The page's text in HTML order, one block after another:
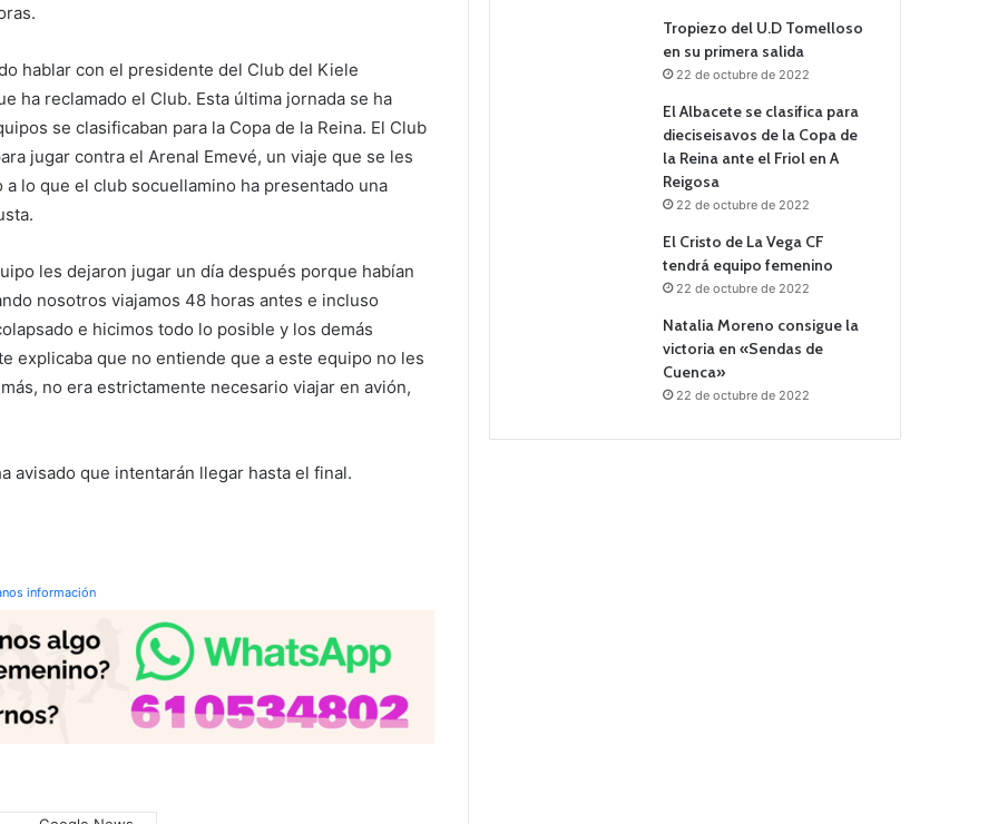
hablar con el presidente del Club del Kiele
ha reclamado el Club. Esta última jornada se ha
se clasificaban para la Copa de la Reina. El Club
jugar contra el Arenal Emevé, un viaje que se les
lo que el club socuellamino ha presentado una
les dejaron jugar un día después porque habían
nosotros viajamos 48 horas antes e incluso
e hicimos todo lo posible y los demás
explicaba que no entiende que a este equipo no les
no era estrictamente necesario viajar en avión,
avisado que intentarán llegar hasta el final.
información
Tropiezo del U.D Tomelloso
en su primera salida
22 de octubre de 2022
El Albacete se clasifica para
dieciseisavos de la Copa de
la Reina ante el Friol en A
Reigosa
22 de octubre de 2022
El Cristo de La Vega CF
tendrá equipo femenino
22 de octubre de 2022
Natalia Moreno consigue la
victoria en «Sendas de
Cuenca»
22 de octubre de 2022